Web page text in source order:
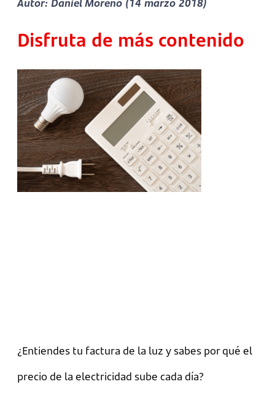
Disfruta de más contenido
¿Entiendes tu factura de la luz y sabes por qué el
precio de la electricidad sube cada día?